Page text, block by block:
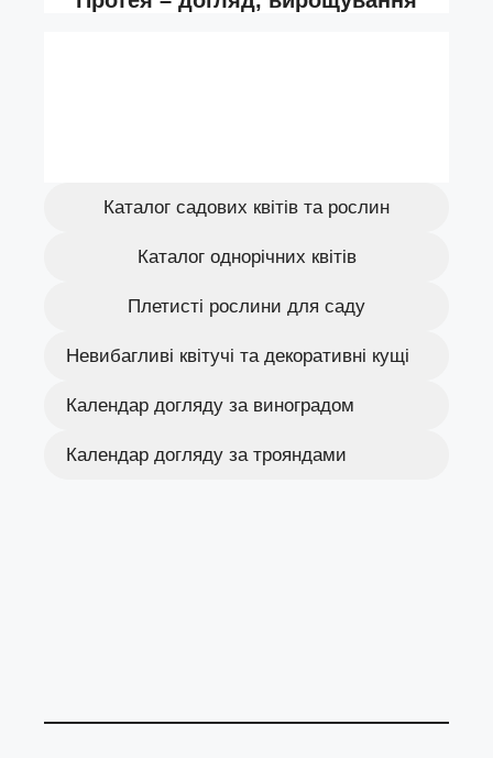
Каталог садових квітів та рослин
Каталог однорічних квітів
Плетисті рослини для саду
Невибагливі квітучі та декоративні кущі
Календар догляду за виноградом
Календар догляду за трояндами